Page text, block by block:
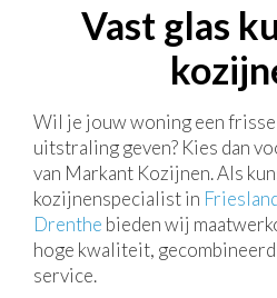
Vast glas
Wil je jouw woning een
uitstraling geven? Kies dan
van Markant Kozijnen. Als
kozijnenspecialist in
Drenthe bieden wij
hoge kwaliteit,
service.